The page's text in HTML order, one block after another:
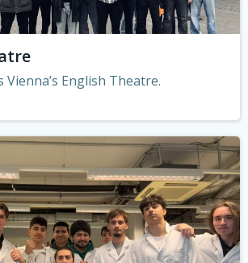
English Theatre.